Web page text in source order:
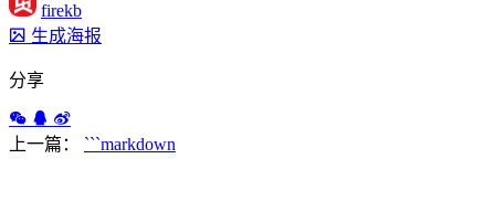
firekb
生成海报
分享
上一篇： ```markdown